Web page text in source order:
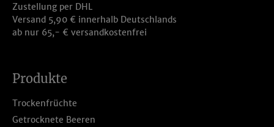
Zustellung per DHL
Versand 5,90 € innerhalb Deutschlands
ab nur 65,- € versandkostenfrei
Produkte
Trockenfrüchte
Getrocknete Beeren